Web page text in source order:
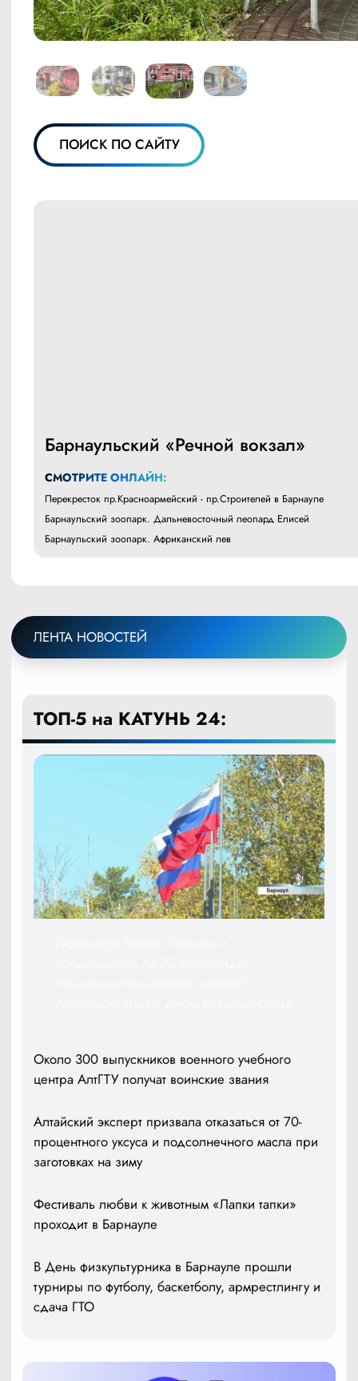
ПОИСК ПО САЙТУ
Барнаульский «Речной вокзал»
СМОТРИТЕ ОНЛАЙН:
Перекресток пр.Красноармейский - пр.Строителей в Барнауле
Барнаульский зоопарк. Дальневосточный леопард Елисей
Барнаульский зоопарк. Африканский лев
ЛЕНТА НОВОСТЕЙ
ТОП-5 на КАТУНЬ 24:
Около 300 выпускников военного учебного
центра АлтГТУ получат воинские звания
Алтайский эксперт призвала отказаться от 70-
процентного уксуса и подсолнечного масла при
заготовках на зиму
Фестиваль любви к животным «Лапки тапки»
проходит в Барнауле
В День физкультурника в Барнауле прошли
турниры по футболу, баскетболу, армрестлингу и
сдача ГТО